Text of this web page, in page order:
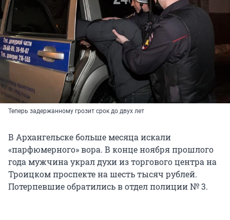
Теперь задержанному грозит срок до двух лет
В Архангельске больше месяца искали
«парфюмерного» вора. В конце ноября прошлого
года мужчина украл духи из торгового центра на
Троицком проспекте на шесть тысяч рублей.
Потерпевшие обратились в отдел полиции № 3.